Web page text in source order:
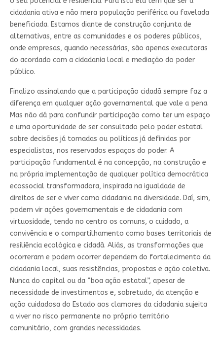
cidadania ativa e não mera população periférica ou favelada
beneficiada. Estamos diante de construção conjunta de
alternativas, entre as comunidades e os poderes públicos,
onde empresas, quando necessárias, são apenas executoras
do acordado com a cidadania local e mediação do poder
público.
Finalizo assinalando que a participação cidadã sempre faz a
diferença em qualquer ação governamental que vale a pena.
Mas não dá para confundir participação como ter um espaço
e uma oportunidade de ser consultado pelo poder estatal
sobre decisões já tomadas ou políticas já definidas por
especialistas, nos reservados espaços do poder. A
participação fundamental é na concepção, na construção e
na própria implementação de qualquer política democrática
ecossocial transformadora, inspirada na igualdade de
direitos de ser e viver como cidadania na diversidade. Daí, sim,
podem vir ações governamentais e de cidadania com
virtuosidade, tendo no centro os comuns, o cuidado, a
convivência e o compartilhamento como bases territoriais de
resiliência ecológica e cidadã. Aliás, as transformações que
ocorreram e podem ocorrer dependem do fortalecimento da
cidadania local, suas resistências, propostas e ação coletiva.
Nunca do capital ou da “boa ação estatal”, apesar de
necessidade de investimentos e, sobretudo, da atenção e
ação cuidadosa do Estado aos clamores da cidadania sujeita
a viver no risco permanente no próprio território
comunitário, com grandes necessidades.